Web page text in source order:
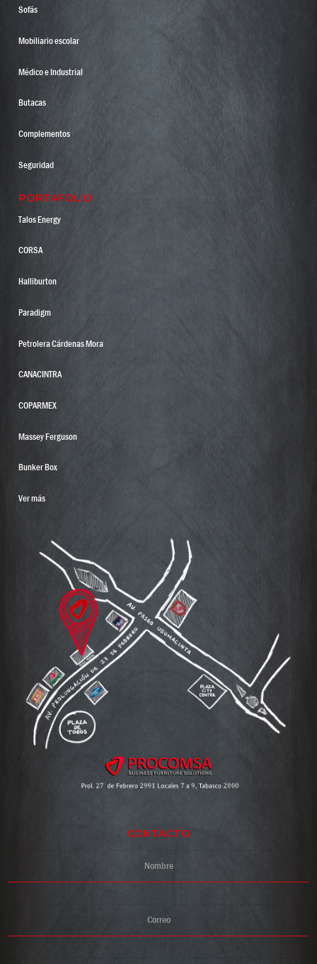
Sofás
Mobiliario escolar
Médico e Industrial
Butacas
Complementos
Seguridad
PORTAFOLIO
Talos Energy
CORSA
Halliburton
Paradigm
Petrolera Cárdenas Mora
CANACINTRA
COPARMEX
Massey Ferguson
Bunker Box
Ver más
CONTACTO